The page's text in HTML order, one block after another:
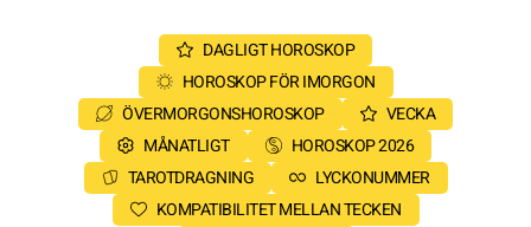
DAGLIGT HOROSKOP
HOROSKOP FÖR IMORGON
ÖVERMORGONSHOROSKOP
VECKA
MÅNATLIGT
HOROSKOP 2026
TAROTDRAGNING
LYCKONUMMER
KOMPATIBILITET MELLAN TECKEN